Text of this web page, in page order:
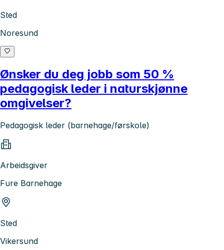
Sted
Noresund
Ønsker du deg jobb som 50 %
pedagogisk leder i naturskjønne
omgivelser?
Pedagogisk leder (barnehage/førskole)
Arbeidsgiver
Fure Barnehage
Sted
Vikersund